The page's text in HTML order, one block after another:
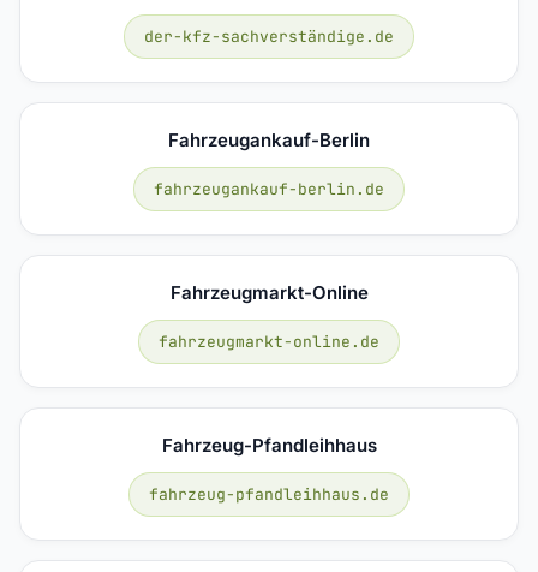
der-kfz-sachverständige.de
Fahrzeugankauf-Berlin
fahrzeugankauf-berlin.de
Fahrzeugmarkt-Online
fahrzeugmarkt-online.de
Fahrzeug-Pfandleihhaus
fahrzeug-pfandleihhaus.de